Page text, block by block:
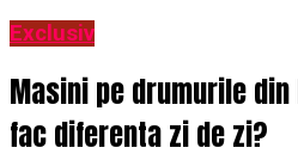
Exclusiv
Masini pe drumurile din
fac diferenta zi de zi?